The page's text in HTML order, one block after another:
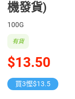
機發貨)
100G
$13.50
有貨
買3慳$13.5